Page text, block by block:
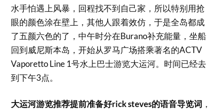
水手怕遇上风暴，回程找不到自己家，所以特别用抢
眼的颜色涂在壁上，其他人跟着效仿，于是全岛都成
了五颜六色的了，中午时分在Burano补充能量，坐船
回到威尼斯本岛，开始从罗马广场搭乘著名的ACTV
Vaporetto Line 1号水上巴士游览大运河。时间已经去
到下午3点。
大运河游览推荐提前准备好rick steves的语音导览词 ，